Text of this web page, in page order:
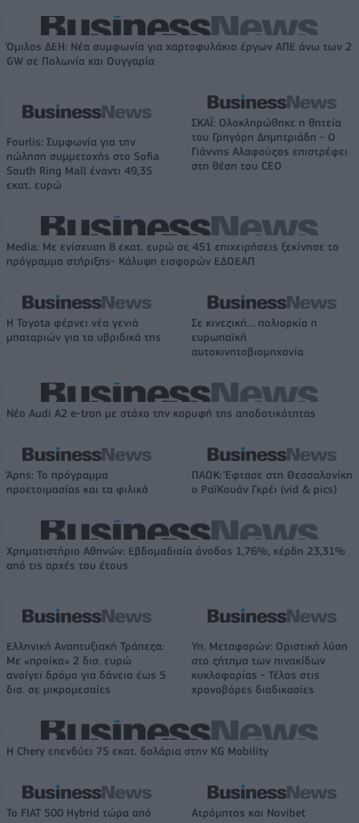
Όμιλος ΔΕΗ: Νέα συμφωνία για χαρτοφυλάκιο έργων ΑΠΕ άνω των 2
GW σε Πολωνία και Ουγγαρία
Fourlis: Συμφωνία για την
πώληση συμμετοχής στο Sofia
South Ring Mall έναντι 49,35
εκατ. ευρώ
ΣΚΑΪ: Ολοκληρώθηκε η θητεία
του Γρηγόρη Δημητριάδη - Ο
Γιάννης Αλαφούζος επιστρέφει
στη θέση του CEO
Media: Με ενίσχυση 8 εκατ. ευρώ σε 451 επιχειρήσεις ξεκίνησε το
πρόγραμμα στήριξης- Κάλυψη εισφορών ΕΔΟΕΑΠ
Η Toyota φέρνει νέα γενιά
μπαταριών για τα υβριδικά της
Σε κινεζική… πολιορκία η
ευρωπαϊκή
αυτοκινητοβιομηχανία
Νέο Audi A2 e-tron με στόχο την κορυφή της αποδοτικότητας
Άρης: Το πρόγραμμα
προετοιμασίας και τα φιλικά
ΠΑΟΚ: Έφτασε στη Θεσσαλονίκη
ο ΡαϊΚουάν Γκρέι (vid & pics)
Χρηματιστήριο Αθηνών: Εβδομαδιαία άνοδος 1,76%, κέρδη 23,31%
από τις αρχές του έτους
Ελληνική Αναπτυξιακή Τράπεζα:
Με «προίκα» 2 δισ. ευρώ
ανοίγει δρόμο για δάνεια έως 5
δισ. σε μικρομεσαίες
Υπ. Μεταφορών: Οριστική λύση
στο ζήτημα των πινακίδων
κυκλοφορίας - Τέλος στις
χρονοβόρες διαδικασίες
Η Chery επενδύει 75 εκατ. δολάρια στην KG Mobility
Το FIAT 500 Hybrid τώρα από
Ατρόμητος και Novibet